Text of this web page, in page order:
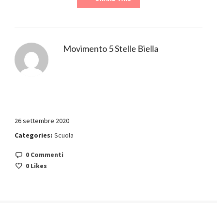
Movimento 5 Stelle Biella
26 settembre 2020
Categories: Scuola
0 Commenti
0 Likes